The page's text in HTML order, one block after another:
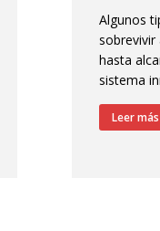
Algunos
hasta
sistema
Leer más